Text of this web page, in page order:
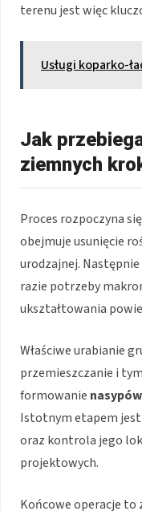
terenu jest więc
Usługi koparko-
Jak
ziemnych
Proces rozpoczyna
obejmuje usunięcie
urodzajnej.
razie potrzeby
ukształtowania
Właściwe urabianie
przemieszczanie i
formowanie nasypów
Istotnym etapem
oraz kontrola jego
projektowych.
Końcowe operacje to